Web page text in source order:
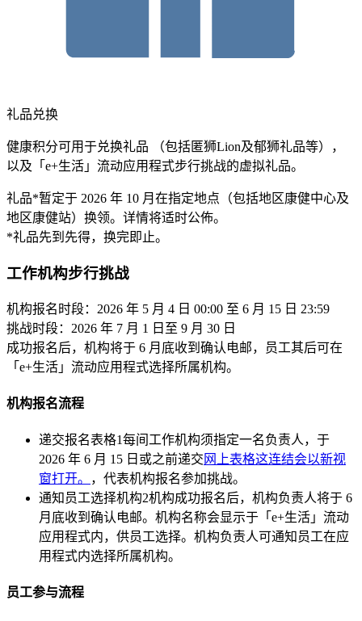
礼品兑换
健康积分可用于兑换礼品 （包括匿狮Lion及郁狮礼品等），
以及「e+生活」流动应用程式步行挑战的虚拟礼品。
礼品*暂定于 2026 年 10 月在指定地点（包括地区康健中心及
地区康健站）换领。详情将适时公佈。
*礼品先到先得，换完即止。
工作机构步行挑战
机构报名时段：2026 年 5 月 4 日 00:00 至 6 月 15 日 23:59
挑战时段：2026 年 7 月 1 日至 9 月 30 日
成功报名后，机构将于 6 月底收到确认电邮，员工其后可在
「e+生活」流动应用程式选择所属机构。
机构报名流程
递交报名表格1每间工作机构须指定一名负责人，于
2026 年 6 月 15 日或之前递交 网上表格这连结会以新视
窗打开。
，代表机构报名参加挑战。
通知员工选择机构2机构成功报名后，机构负责人将于 6
月底收到确认电邮。机构名称会显示于「e+生活」流动
应用程式内，供员工选择。机构负责人可通知员工在应
用程式内选择所属机构。
员工参与流程